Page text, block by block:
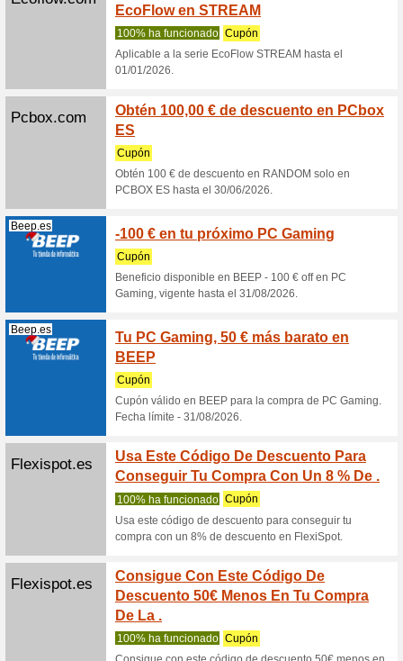
Smart
Philips.es
web
Philips.es
este 5